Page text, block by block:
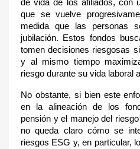
de vida de los afiliados, con
que se vuelve
medida que las personas
jubilación. Estos fondos
tomen decisiones riesgosas
y al mismo tiempo
riesgo durante su vida laboral
No obstante, si bien este
en la alineación de los
pensión y el manejo del
no queda claro cómo se
riesgos ESG y, en particular,